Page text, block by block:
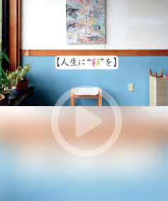
アート・写真
テクノロジー・ガジェ
映像・映画
ビジネス・起業